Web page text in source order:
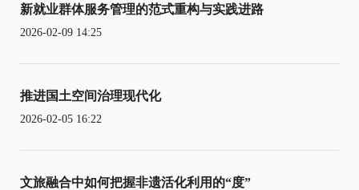
新就业群体服务管理的范式重构与实践进路
2026-02-09 14:25
推进国土空间治理现代化
2026-02-05 16:22
文旅融合中如何把握非遗活化利用的“度”